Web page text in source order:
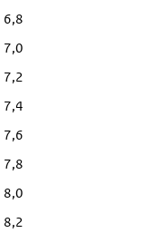
6,8
7,0
7,2
7,4
7,6
7,8
8,0
8,2